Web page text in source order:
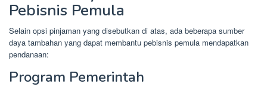
Pebisnis Pemula
Selain opsi pinjaman yang disebutkan di atas, ada beberapa sumber
daya tambahan yang dapat membantu pebisnis pemula mendapatkan
pendanaan:
Program Pemerintah